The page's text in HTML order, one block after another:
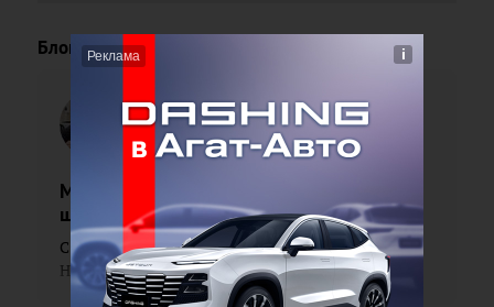
Блоги
Павел
Поленов
Материнское молоко – самый первый
шаг к здоровью
С 3 по 9 августа в Иркутской области проходит
Неделя популяризации грудного вскарм...